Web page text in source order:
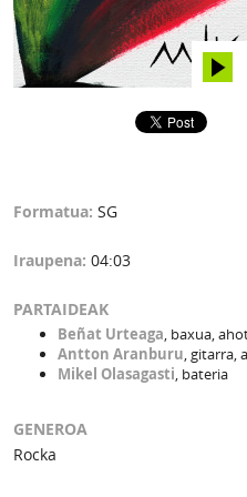
Formatua: SG
Iraupena: 04:03
PARTAIDEAK
Beñat Urteaga, baxua,
Antton Aranburu, gitarra,
Mikel Olasagasti, bateria
GENEROA
Rocka